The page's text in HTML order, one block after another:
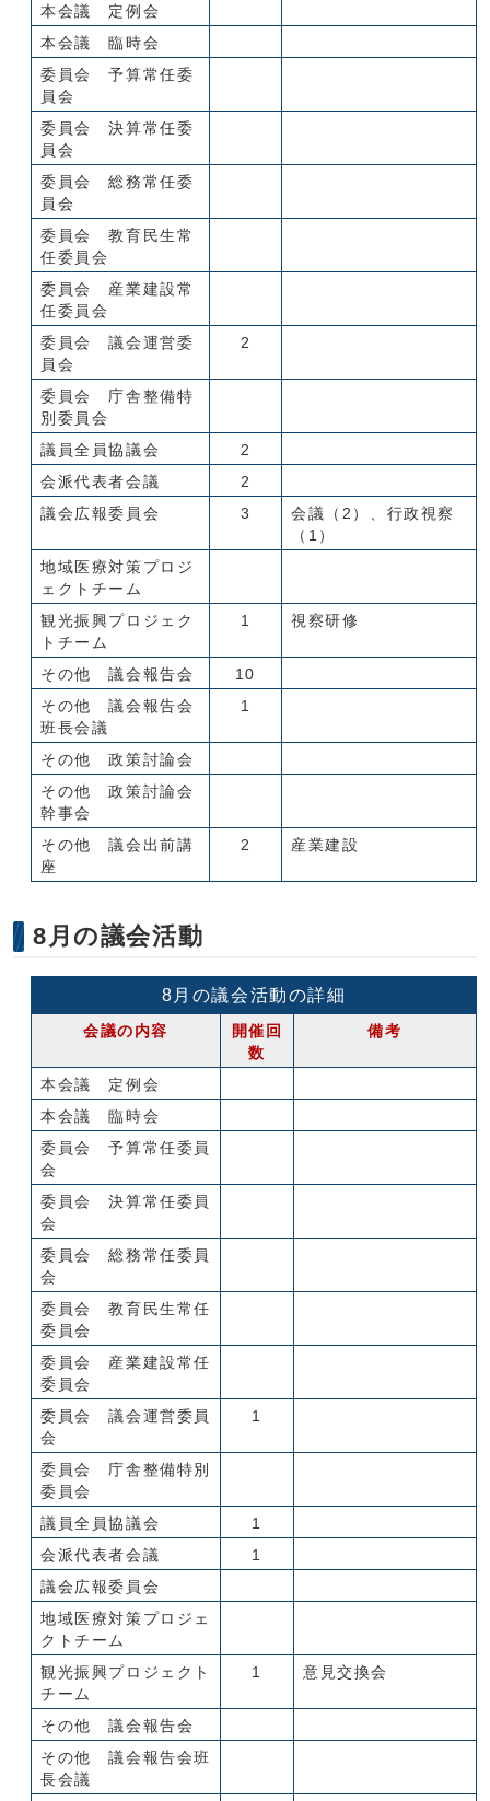
本会議 定例会
本会議 臨時会
委員会 予算常任委
員会
委員会 決算常任委
員会
委員会 総務常任委
員会
委員会 教育民生常
任委員会
委員会 産業建設常
任委員会
委員会 議会運営委
員会
2
委員会 庁舎整備特
別委員会
議員全員協議会
2
会派代表者会議
2
議会広報委員会
3
会議（2）、行政視察
（1）
地域医療対策プロジ
ェクトチーム
観光振興プロジェク
トチーム
1 視察研修
その他 議会報告会
10
その他 議会報告会
班長会議
1
その他 政策討論会
その他 政策討論会
幹事会
その他 議会出前講
座
2 産業建設
8月の議会活動
8月の議会活動の詳細
会議の内容
開催回
数
備考
本会議 定例会
本会議 臨時会
委員会 予算常任委員
会
委員会 決算常任委員
会
委員会 総務常任委員
会
委員会 教育民生常任
委員会
委員会 産業建設常任
委員会
委員会 議会運営委員
会
1
委員会 庁舎整備特別
委員会
議員全員協議会
1
会派代表者会議
1
議会広報委員会
地域医療対策プロジェ
クトチーム
観光振興プロジェクト
チーム
1 意見交換会
その他 議会報告会
その他 議会報告会班
長会議